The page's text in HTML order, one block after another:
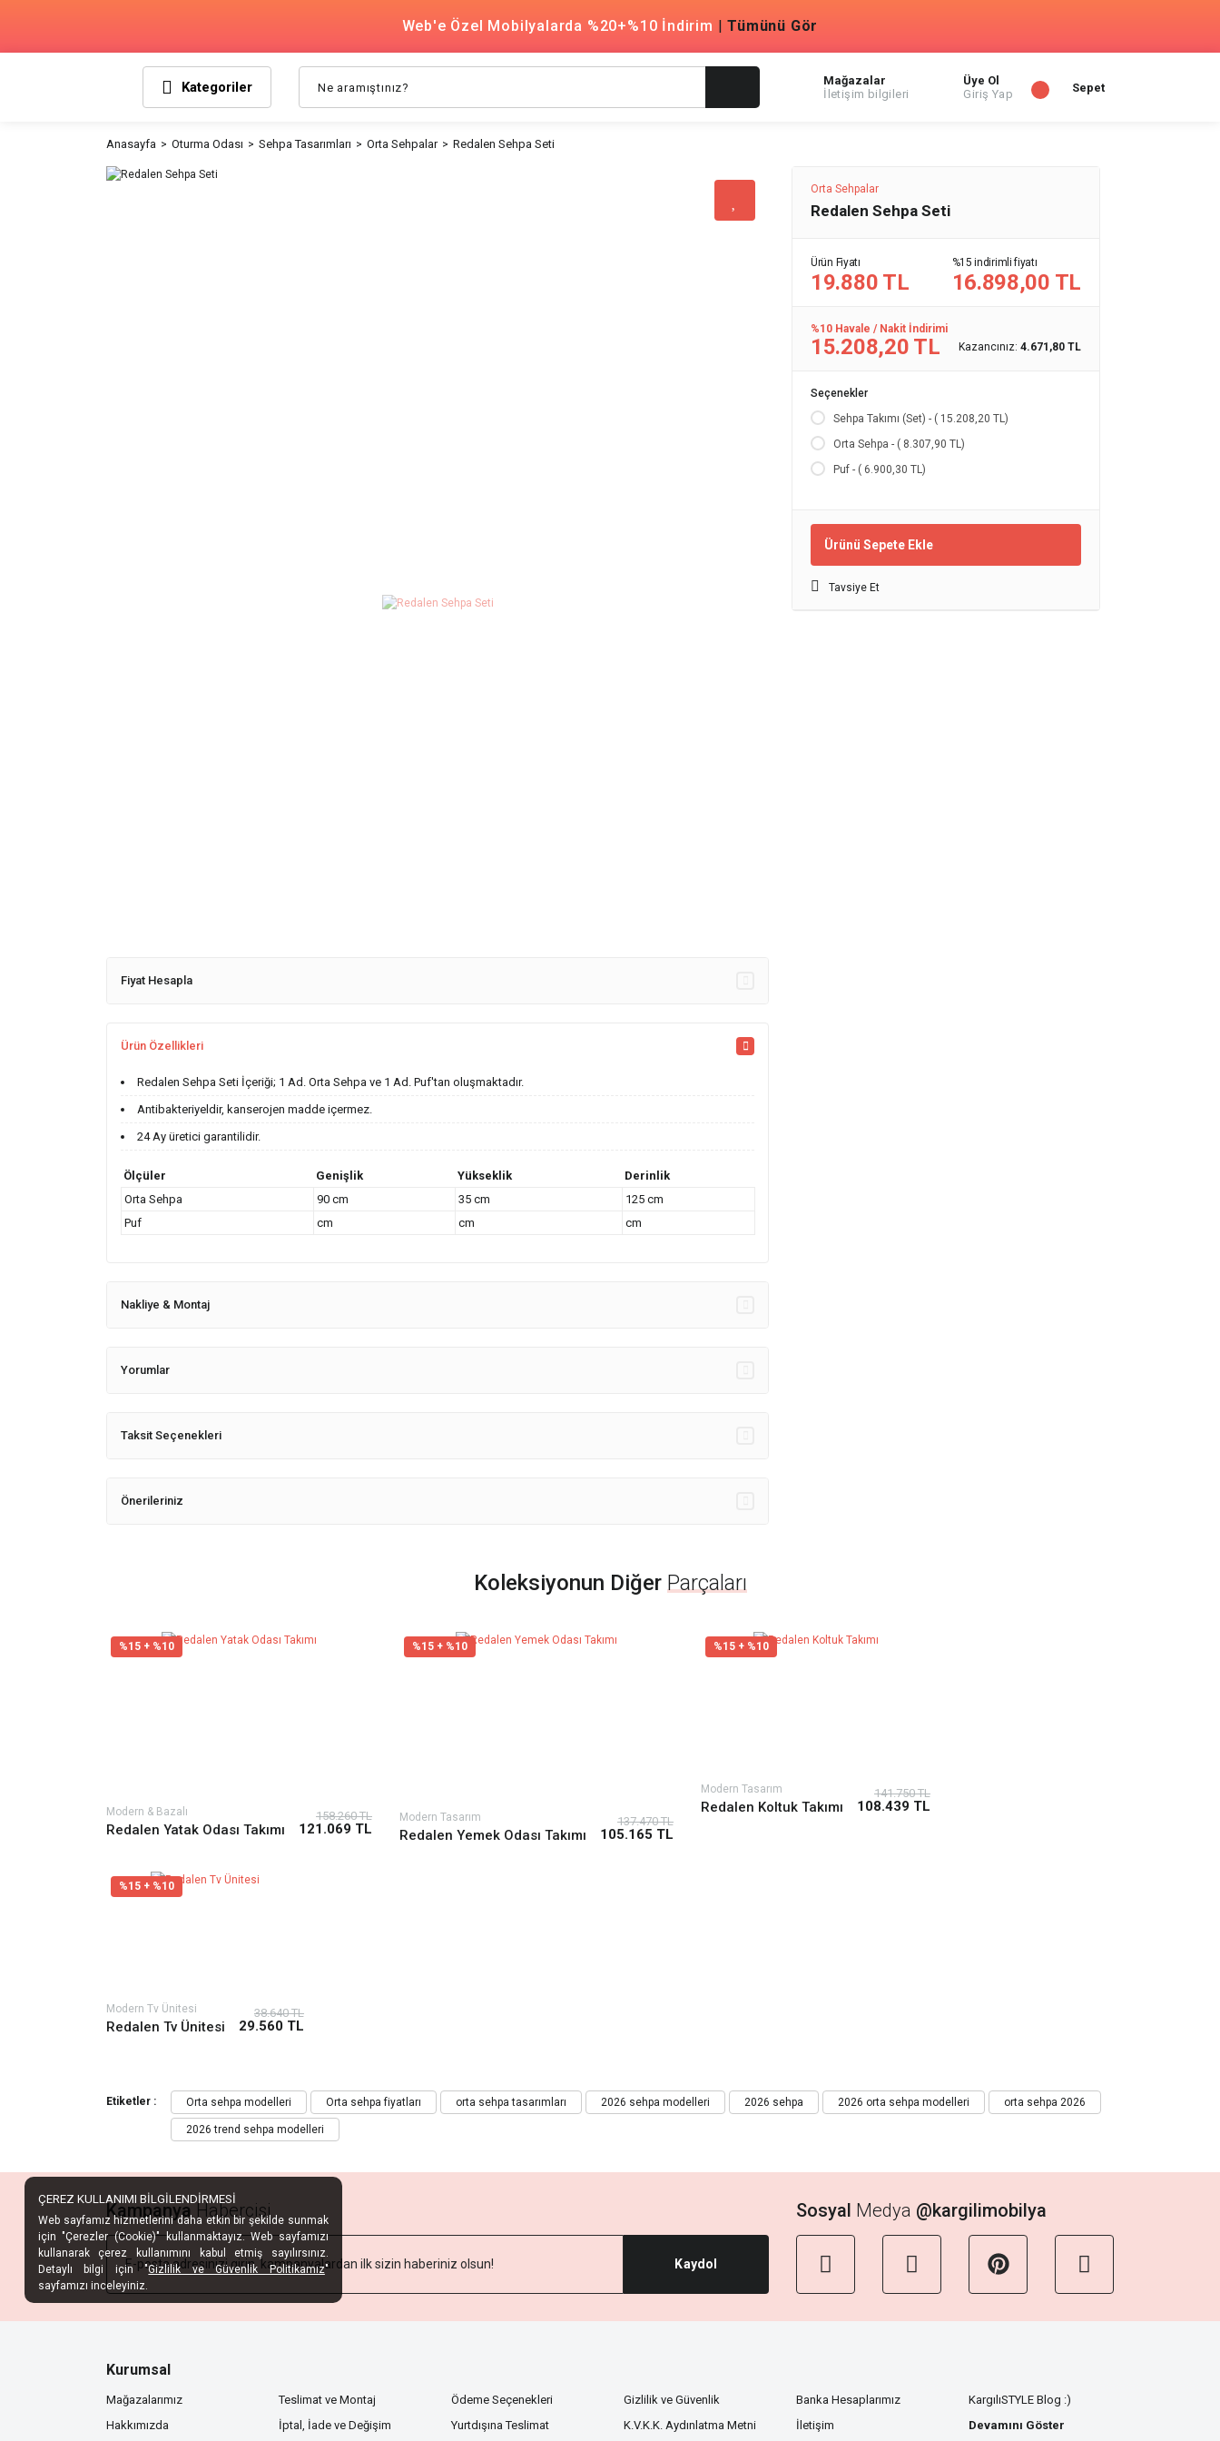
Web'e Özel Mobilyalarda %20+%10 İndirim |Tümünü Gör
Kategoriler
Mağazalar
İletişim bilgileri
Üye Ol
Giriş Yap
Sepet
Anasayfa Oturma Odası Sehpa Tasarımları Orta Sehpalar Redalen Sehpa Seti
Orta Sehpalar
Redalen Sehpa Seti
Ürün Fiyatı
19.880 TL
%15 indirimli fiyatı
16.898,00 TL
%10 Havale / Nakit İndirimi
15.208,20 TL Kazancınız: 4.671,80 TL
Seçenekler
Sehpa Takımı (Set) - ( 15.208,20 TL)
Orta Sehpa - ( 8.307,90 TL)
Puf - ( 6.900,30 TL)
Ürünü Sepete Ekle
Tavsiye Et
Fiyat Hesapla
Ürün Özellikleri
Redalen Sehpa Seti İçeriği; 1 Ad. Orta Sehpa ve 1 Ad. Puf'tan oluşmaktadır.
Antibakteriyeldir, kanserojen madde içermez.
24 Ay üretici garantilidir.
Ölçüler Genişlik Yükseklik
Derinlik
Orta Sehpa
90 cm 35 cm
125 cm
Puf
cm cm cm
Nakliye & Montaj
Yorumlar
Taksit Seçenekleri
Önerileriniz
Koleksiyonun Diğer Parçaları
%15 + %10
Modern & Bazalı
Redalen Yatak Odası Takımı
158.260 TL
121.069 TL
%15 + %10
Modern Tasarım
Redalen Yemek Odası Takımı
137.470 TL
105.165 TL
%15 + %10
Modern Tasarım
Redalen Koltuk Takımı
141.750 TL
108.439 TL
%15 + %10
Modern Tv Ünitesi
Redalen Tv Ünitesi
38.640 TL
29.560 TL
Etiketler : Orta sehpa modelleri Orta sehpa fiyatları orta sehpa tasarımları 2026 sehpa modelleri 2026 sehpa 2026 orta sehpa modelleri orta sehpa 2026
2026 trend sehpa modelleri
KampanyaHabercisi
Kaydol
Sosyal Medya @kargilimobilya
Kurumsal
Mağazalarımız
Hakkımızda
Teslimat ve Montaj
İptal, İade ve Değişim
Ödeme Seçenekleri
Yurtdışına Teslimat
Gizlilik ve Güvenlik
K.V.K.K. Aydınlatma Metni
Banka Hesaplarımız
İletişim
KargılıSTYLE Blog :)
ÇEREZ KULLANIMI BİLGİLENDİRMESİ
Web sayfamız hizmetlerini daha etkin bir şekilde sunmak
için "Çerezler (Cookie)" kullanmaktayız. Web sayfamızı
kullanarak çerez kullanımını kabul etmiş sayılırsınız.
Detaylı bilgi için "Gizlilik ve Güvenlik Politikamız"
sayfamızı inceleyiniz.